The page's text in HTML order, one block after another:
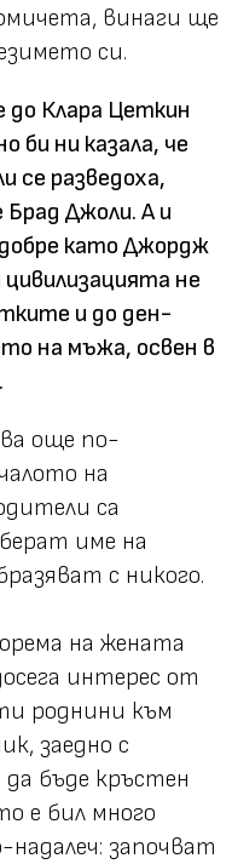
винаги ще
си.
до Клара Цеткин
би ни казала, че
се разведоха,
Джоли. А и
като Джордж
не
и до ден-
на мъжа, освен в
още по-
на
са
име на
с никого.
на жената
интерес от
роднини към
заедно с
бъде кръстен
е бил много
започват